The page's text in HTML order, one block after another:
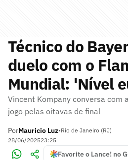
Técnico do
duelo com o
Mundial: 'Nível
Vincent Kompany conversa com
jogo pelas oitavas de final
PorMauricio Luz•Rio de Janeiro (RJ)
28/06/202523:25
Favorite o Lance! no